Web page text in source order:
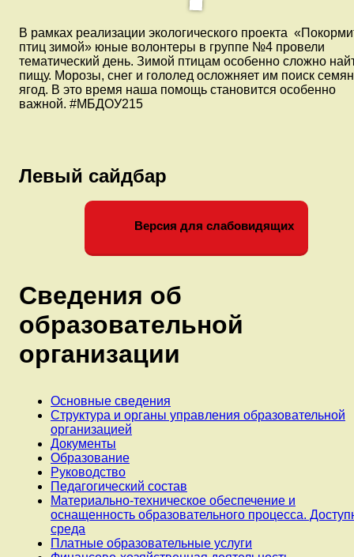
В рамках реализации экологического проекта
птиц зимой» юные волонтеры в группе №4 провели
тематический день. Зимой птицам особенно сложно
пищу. Морозы, снег и гололед осложняет им поиск
ягод. В это время наша помощь становится особенно
важной. #МБДОУ215
Левый сайдбар
Версия для слабовидящих
Сведения об
образовательной
организации
Основные сведения
Структура и органы управления образовательной
организацией
Документы
Образование
Руководство
Педагогический состав
Материально-техническое обеспечение и
оснащенность образовательного процесса.
среда
Платные образовательные услуги